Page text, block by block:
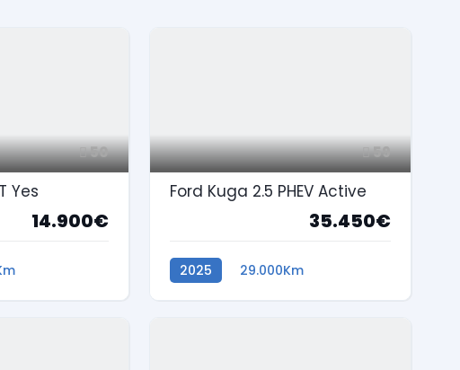
50
Yes
14.900€
59
Ford Kuga 2.5 PHEV Active
35.450€
2025
29.000Km
Híbrido Plug-In